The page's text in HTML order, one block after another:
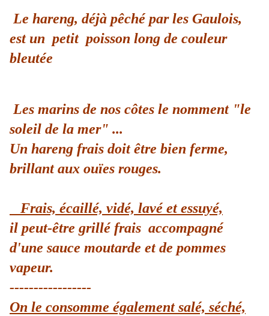
Le hareng, déjà pêché par les Gaulois,
est un petit poisson long de couleur
bleutée
Les marins de nos côtes le nomment "le
soleil de la mer" ...
Un hareng frais doit être bien ferme,
brillant aux ouïes rouges.
Frais, écaillé, vidé, lavé et essuyé,
il peut-être grillé frais accompagné
d'une sauce moutarde et de pommes
vapeur.
-----------------
On le consomme également salé, séché,